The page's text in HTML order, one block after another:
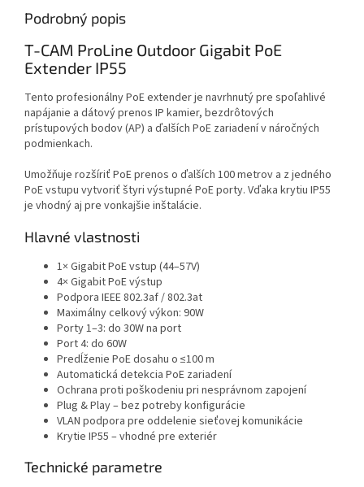
Podrobný popis
T-CAM ProLine Outdoor Gigabit PoE
Extender IP55
Tento profesionálny PoE extender je navrhnutý pre spoľahlivé
napájanie a dátový prenos IP kamier, bezdrôtových
prístupových bodov (AP) a ďalších PoE zariadení v náročných
podmienkach.
Umožňuje rozšíriť PoE prenos o ďalších 100 metrov a z jedného
PoE vstupu vytvoriť štyri výstupné PoE porty. Vďaka krytiu IP55
je vhodný aj pre vonkajšie inštalácie.
Hlavné vlastnosti
1× Gigabit PoE vstup (44–57V)
4× Gigabit PoE výstup
Podpora IEEE 802.3af / 802.3at
Maximálny celkový výkon: 90W
Porty 1–3: do 30W na port
Port 4: do 60W
Predĺženie PoE dosahu o ≤100 m
Automatická detekcia PoE zariadení
Ochrana proti poškodeniu pri nesprávnom zapojení
Plug & Play – bez potreby konfigurácie
VLAN podpora pre oddelenie sieťovej komunikácie
Krytie IP55 – vhodné pre exteriér
Technické parametre